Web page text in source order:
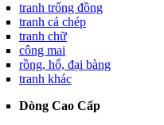
tranh trống đồng
tranh cá chép
tranh chữ
công mai
rồng, hổ, đại bàng
tranh khác
Dòng Cao Cấp